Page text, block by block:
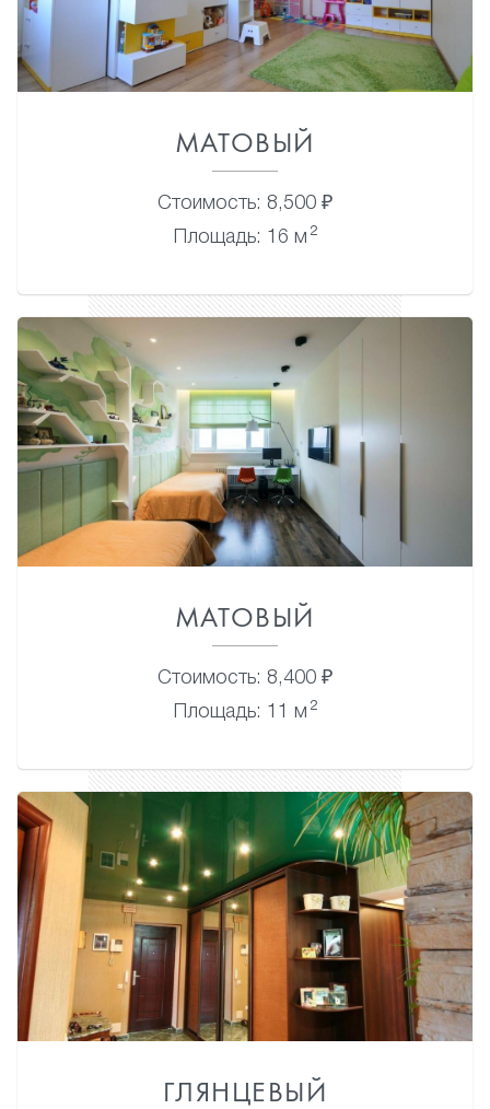
МАТОВЫЙ
Стоимость: 8,500 ₽
Площадь: 16 м 2
МАТОВЫЙ
Стоимость: 8,400 ₽
Площадь: 11 м 2
ГЛЯНЦЕВЫЙ